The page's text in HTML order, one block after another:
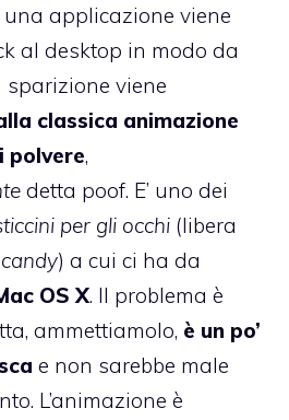
una applicazione viene
al desktop in modo da
viene
classica animazione
polvere,
detta poof. E’ uno dei
per gli occhi (libera
) a cui ci ha da
OS X. Il problema è
ammettiamolo, è un po’
e non sarebbe male
L’animazione è